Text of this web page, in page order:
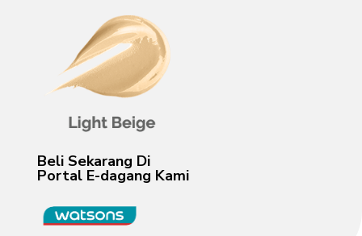
Beli Sekarang Di
Portal E-dagang Kami